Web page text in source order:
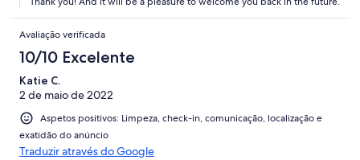
Avaliação verificada
10/10 Excelente
Katie C.
2 de maio de 2022
Aspetos positivos: Limpeza, check-in, comunicação, localização e
exatidão do anúncio
Traduzir através do Google